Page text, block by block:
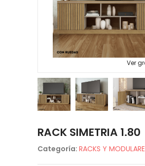
Ver
RACK SIMETRIA 1.80
Categoría: RACKS Y